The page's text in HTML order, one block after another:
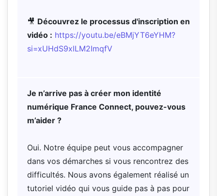
🎥 Découvrez le processus d'inscription en
vidéo : https://youtu.be/eBMjYT6eYHM?
si=xUHdS9xlLM2ImqfV
Je n’arrive pas à créer mon identité
numérique France Connect, pouvez-vous
m’aider ?
Oui. Notre équipe peut vous accompagner
dans vos démarches si vous rencontrez des
difficultés. Nous avons également réalisé un
tutoriel vidéo qui vous guide pas à pas pour